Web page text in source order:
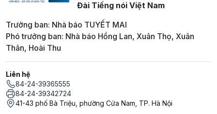
Đài Tiếng nói Việt Nam
Trưởng ban: Nhà báo TUYẾT MAI
Phó trưởng ban: Nhà báo Hồng Lan, Xuân Thọ, Xuân
Thân, Hoài Thu
Liên hệ
84-24-39365555
84-24-39342724
41-43 phố Bà Triệu, phường Cửa Nam, TP. Hà Nội